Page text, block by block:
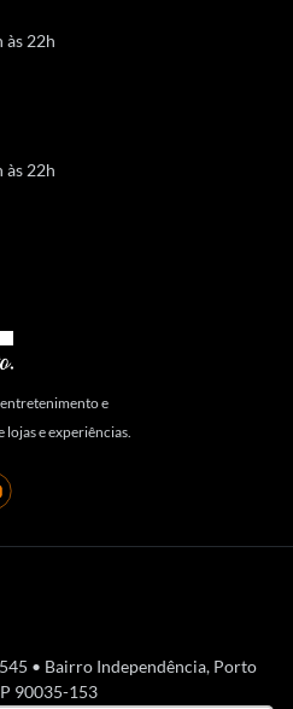
às 22h
às 22h
e
lojas e experiências.
• Bairro Independência, Porto
90035-153